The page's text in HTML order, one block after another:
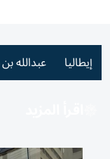
إيطاليا عبدالله